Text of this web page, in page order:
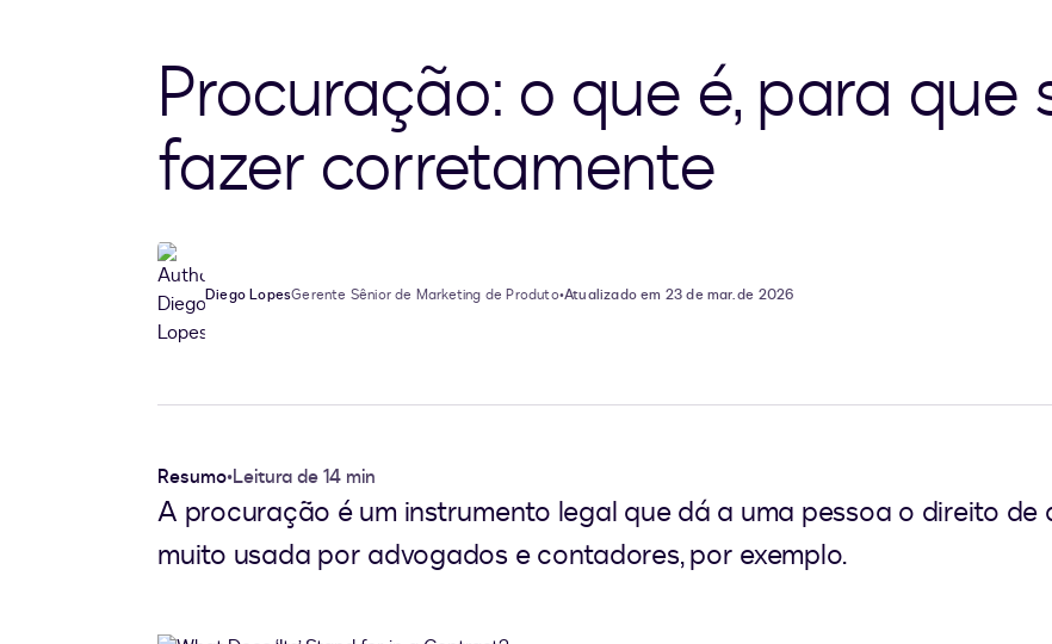
Procuração: o que é, para que
fazer corretamente
Diego LopesGerente Sênior de Marketing de Produto•Atualizado em 23 de mar. de 2026
Resumo•Leitura de 14 min
A procuração é um instrumento legal que dá a uma pessoa o direito de
muito usada por advogados e contadores, por exemplo.